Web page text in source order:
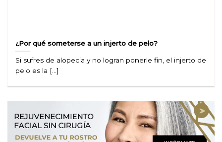
¿Por qué someterse a un injerto de pelo?
Si sufres de alopecia y no logran ponerle fin, el injerto de
pelo es la [...]